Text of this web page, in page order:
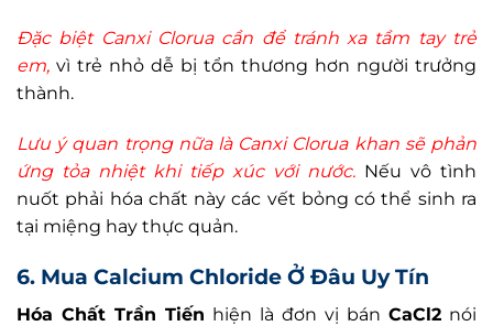
Đặc biệt Canxi Clorua cần để tránh xa tầm tay trẻ
em, vì trẻ nhỏ dễ bị tổn thương hơn người trưởng
thành.
Lưu ý quan trọng nữa là Canxi Clorua khan sẽ phản
ứng tỏa nhiệt khi tiếp xúc với nước. Nếu vô tình
nuốt phải hóa chất này các vết bỏng có thể sinh ra
tại miệng hay thực quản.
6. Mua Calcium Chloride Ở Đâu Uy Tín
Hóa Chất Trần Tiến hiện là đơn vị bán CaCl2 nói